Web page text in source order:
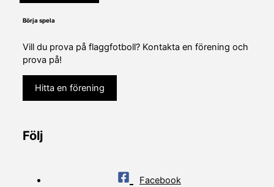
Börja spela
Vill du prova på flaggfotboll? Kontakta en förening och
prova på!
Hitta en förening
Följ
Facebook